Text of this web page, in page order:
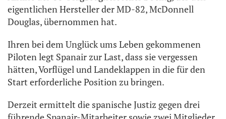
eigentlichen Hersteller der MD-82, McDonnell
Douglas, übernommen hat.
Ihren bei dem Unglück ums Leben gekommenen
Piloten legt Spanair zur Last, dass sie vergessen
hätten, Vorflügel und Landeklappen in die für den
Start erforderliche Position zu bringen.
Derzeit ermittelt die spanische Justiz gegen drei